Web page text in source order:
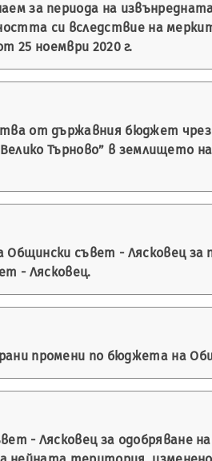
за периода на
си вследствие на
25 ноември 2020 г.
от държавния бюджет
Търново” в землището
съвет - Лясковец
- Лясковец.
промени по бюджета на
- Лясковец за одобряване